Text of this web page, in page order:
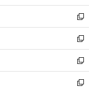
開
く
ウ
で
開
く
ン
ド
ウ
で
開
く
ウ
ィ
ン
ド
ウ
で
開
く
新
し
い
ウ
ィ
ン
ド
新
し
い
ウ
ィ
新
し
い
新